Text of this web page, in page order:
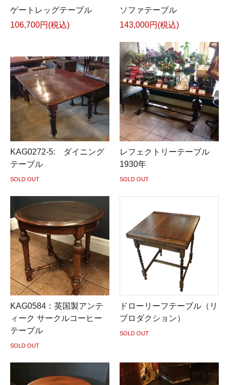
ゲートレッグテーブル
106,700円(税込)
ソファテーブル
143,000円(税込)
KAG0272-5: ダイニング
テーブル
SOLD OUT
レフェクトリーテーブル
1930年
SOLD OUT
KAG0584：英国製アンテ
ィーク サークルコーヒー
テーブル
SOLD OUT
ドローリーフテーブル（リ
プロダクション）
SOLD OUT